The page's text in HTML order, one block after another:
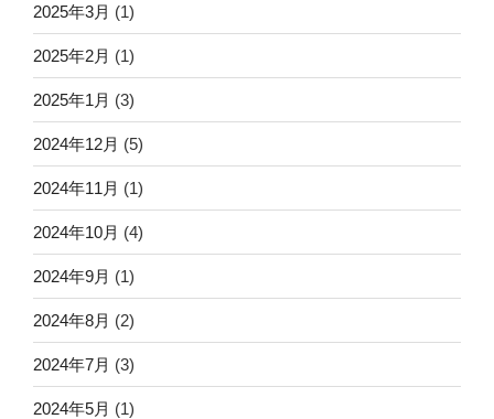
2025年3月 (1)
2025年2月 (1)
2025年1月 (3)
2024年12月 (5)
2024年11月 (1)
2024年10月 (4)
2024年9月 (1)
2024年8月 (2)
2024年7月 (3)
2024年5月 (1)